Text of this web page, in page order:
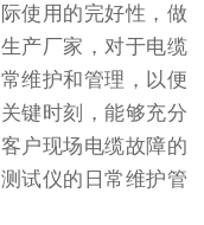
使用的完好性，做
产厂家，对于电缆
维护和管理，以便
键时刻，能够充分
户现场电缆故障的
试仪的日常维护管